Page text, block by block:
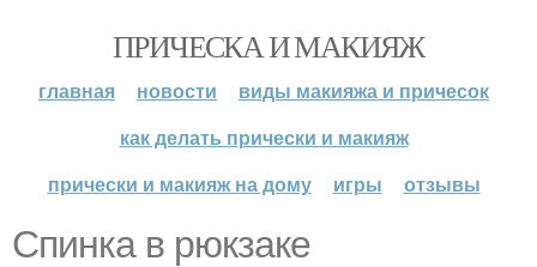
ПРИЧЕСКА И МАКИЯЖ
главная новости
виды макияжа и причесок
как делать прически и макияж
прически и макияж на дому
игры отзывы
Спинка в рюкзаке